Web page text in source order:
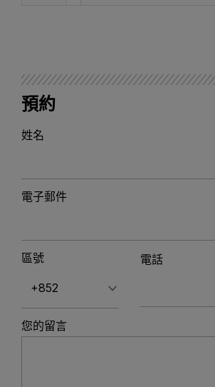
預約
姓名
電子郵件
區號 電話
您的留言